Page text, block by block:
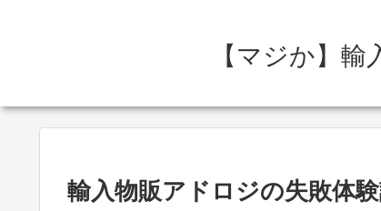
【マジか】
輸入物販アドロジの失敗体